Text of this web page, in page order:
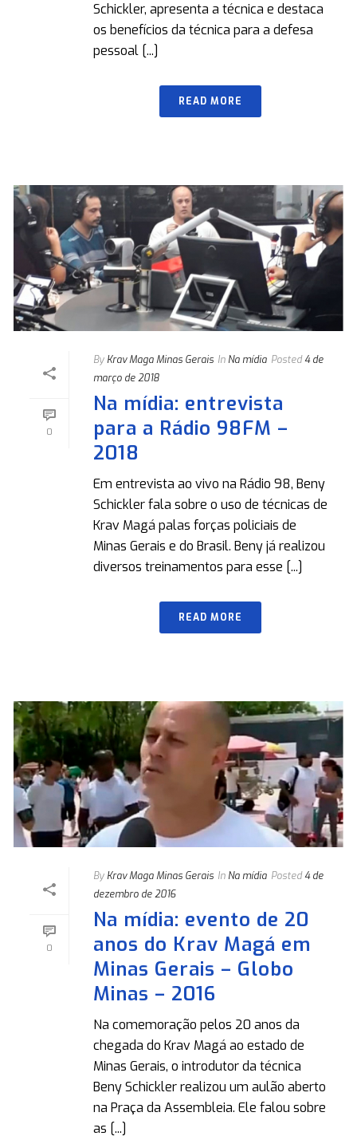
Schickler, apresenta a técnica e destaca
os benefícios da técnica para a defesa
pessoal [...]
READ MORE
0
By Krav Maga Minas Gerais In Na mídia Posted4 de
março de 2018
Na mídia: entrevista
para a Rádio 98FM –
2018
Em entrevista ao vivo na Rádio 98, Beny
Schickler fala sobre o uso de técnicas de
Krav Magá palas forças policiais de
Minas Gerais e do Brasil. Beny já realizou
diversos treinamentos para esse [...]
READ MORE
0
By Krav Maga Minas Gerais In Na mídia Posted4 de
dezembro de 2016
Na mídia: evento de 20
anos do Krav Magá em
Minas Gerais – Globo
Minas – 2016
Na comemoração pelos 20 anos da
chegada do Krav Magá ao estado de
Minas Gerais, o introdutor da técnica
Beny Schickler realizou um aulão aberto
na Praça da Assembleia. Ele falou sobre
as [...]